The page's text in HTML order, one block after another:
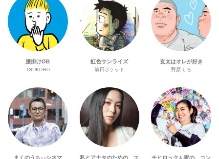
腰掛けOB
TSUKURU
虹色サンライズ
前田ポケット
玄太はオレが好き
野原くろ
まくのうちぃシネマ
私とアナタのための、エ
チヒロックん家の、コン